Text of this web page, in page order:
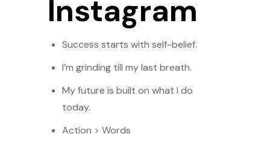
Instagram
Success starts with self-belief.
I’m grinding till my last breath.
My future is built on what I do
today.
Action > Words